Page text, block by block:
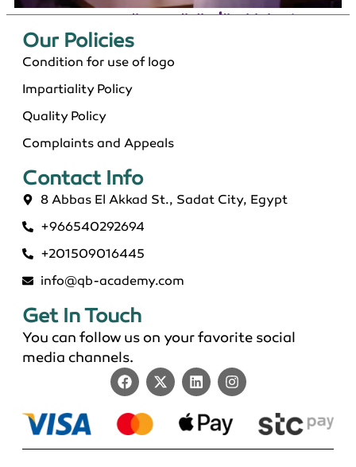
دكتوراة إدارة الأعمال التنفيذية بالسعودية 2026
ماجستير عن بعد معتمد في السعودية 2026
Our Policies​
Condition for use of logo
Impartiality Policy
Quality Policy
Complaints and Appeals
Contact Info​
8 Abbas El Akkad St., Sadat City, Egypt
+966540292694
+201509016445
info@qb-academy.com
Get In Touch
You can follow us on your favorite social
media channels.